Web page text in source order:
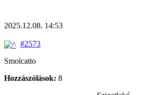
2025.12.08. 14:53
#2573
Smolcatto
Hozzászólások: 8